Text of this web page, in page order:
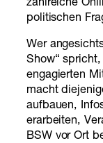
zahlreiche
politischen
Wer
Show“
engagierten
macht
aufbauen,
erarbeiten,
BSW vor Ort